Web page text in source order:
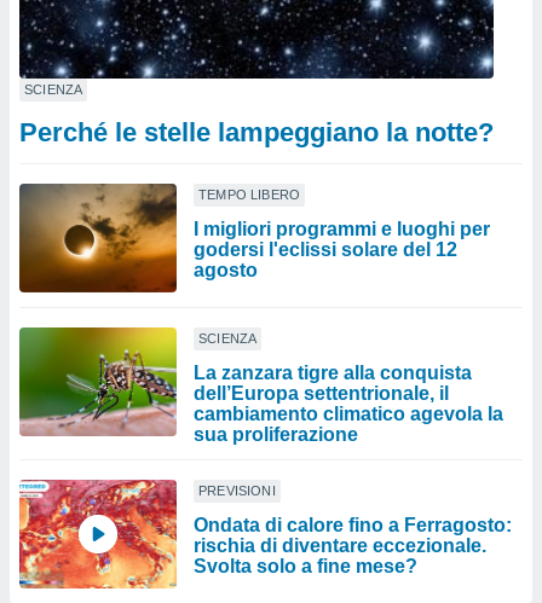
SCIENZA
Perché le stelle lampeggiano la notte?
TEMPO LIBERO
I migliori programmi e luoghi per
godersi l'eclissi solare del 12
agosto
SCIENZA
La zanzara tigre alla conquista
dell’Europa settentrionale, il
cambiamento climatico agevola la
sua proliferazione
PREVISIONI
Ondata di calore fino a Ferragosto:
rischia di diventare eccezionale.
Svolta solo a fine mese?